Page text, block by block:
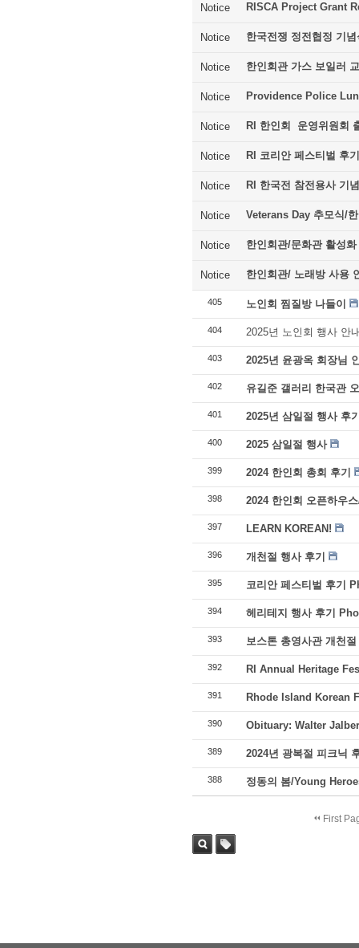
Notice RISCA Project Grant
Notice 한국전쟁 정전협정 기념
Notice 한인회관 가스 보일러
Notice Providence Police
Notice RI 한인회 운영위원회
Notice RI 코리안 페스티벌 후기
Notice RI 한국전 참전용사 기
Notice Veterans Day 추모식/
Notice 한인회관/문화관 활성화
Notice 한인회관/ 노래방 사용
405 노인회 찜질방 나들이
404 2025년 노인회 행사 안
403 2025년 윤광옥 회장님
402 유길준 갤러리 한국관
401 2025년 삼일절 행사 후
400 2025 삼일절 행사
399 2024 한인회 총회 후기
398 2024 한인회 오픈하우
397 LEARN KOREAN!
396 개천절 행사 후기
395 코리안 페스티벌 후기
394 헤리테지 행사 후기
393 보스톤 총영사관 개천절
392 RI Annual Heritage
391 Rhode Island Korean
390 Obituary: Walter
389 2024년 광복절 피크닉
388 정동의 봄/Young
First